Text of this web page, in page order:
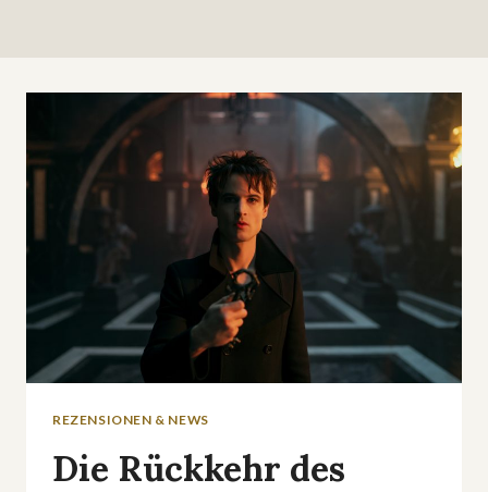
REZENSIONEN & NEWS
Die Rückkehr des